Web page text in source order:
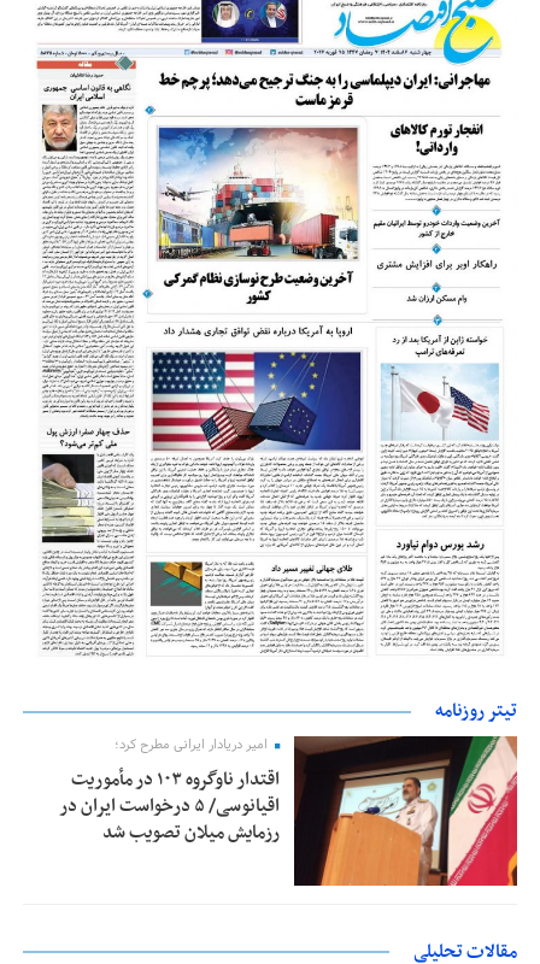
تیتر روزنامه
امیر دریادار ایرانی مطرح کرد؛
اقتدار ناوگروه ۱۰۳ در مأموریت‌
اقیانوسی/ ۵ درخواست ایران در
رزمایش میلان تصویب شد
مقالات تحلیلی